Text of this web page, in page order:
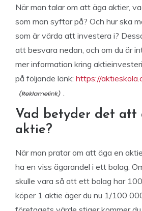
När man talar om att äga aktier,
som man syftar på? Och hur ska
som är värda att investera i?
att besvara nedan, och om du är
mer information kring
på följande länk: https://
.
Vad betyder det att
aktie?
När man pratar om att äga en
ha en viss ägarandel i ett bolag.
skulle vara så att ett bolag har
köper 1 aktie äger du nu 1/100